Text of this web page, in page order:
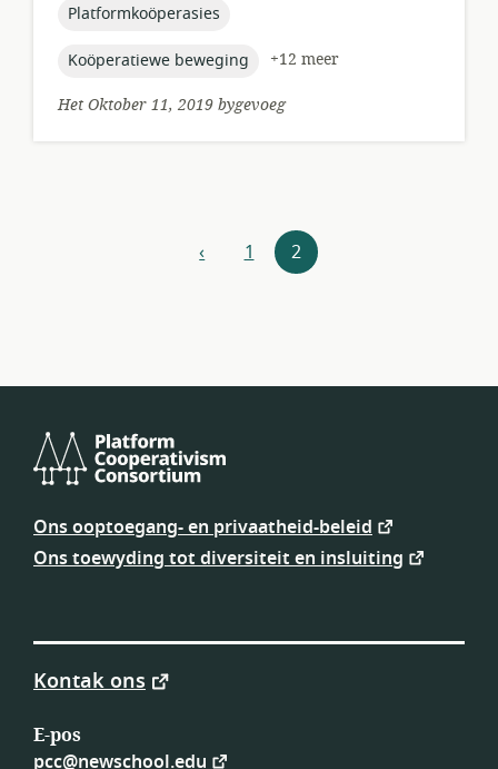
topic:
Platformkoöperasies
topic:
Koöperatiewe beweging
+12 meer
Het Oktober 11, 2019 bygevoeg
‹vorige
1 2
Platform
Consortium
Ons ooptoegang- en privaatheid-beleid
Ons toewyding tot diversiteit en insluiting
Kontak ons
E-pos
pcc@newschool.edu